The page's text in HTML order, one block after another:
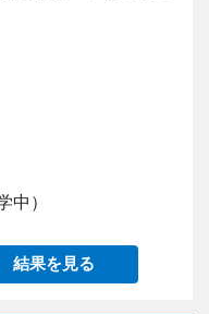
）
結果を見る